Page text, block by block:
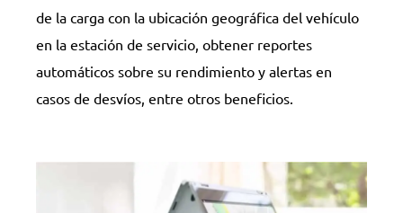
de la carga con la ubicación geográfica del vehículo
en la estación de servicio, obtener reportes
automáticos sobre su rendimiento y alertas en
casos de desvíos, entre otros beneficios.